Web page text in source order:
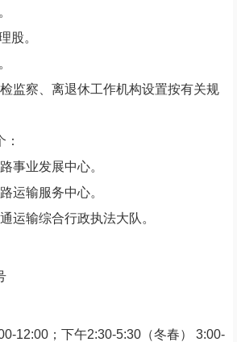
股。
监察、离退休工作机构设置按有关规
事业发展中心。
运输服务中心。
运输综合行政执法大队。
12:00；下午2:30-5:30（冬春） 3:00-